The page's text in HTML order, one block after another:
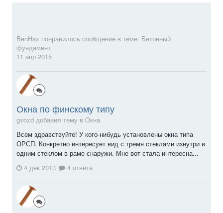
BenHax понравилось сообщение в теме: Бетонный
фундамент
11 апр 2015
Окна по финскому типу
gvozd добавил тему в Окна
Всем здравствуйте! У кого-нибудь установлены окна типа
ОРСП. Конкретно интересует вид с тремя стеклами изнутри и
одним стеклом в раме снаружи. Мне вот стала интересна...
4 дек 2013
4 ответа